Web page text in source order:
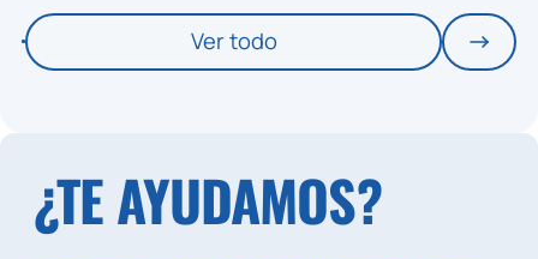
Ver todo
¿TE AYUDAMOS?